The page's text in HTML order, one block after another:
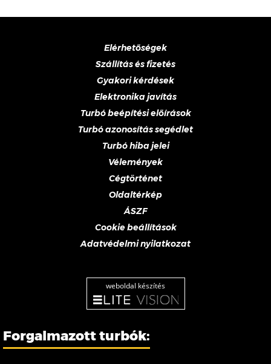
Elérhetőségek
Szállítás és fizetés
Gyakori kérdések
Elektronika javítás
Turbó beépítési előírások
Turbó azonosítás segédlet
Turbó hiba jelei
Vélemények
Cégtörténet
Oldaltérkép
ÁSZF
Cookie beállítások
Adatvédelmi nyilatkozat
weboldal készítés
Forgalmazott turbók: